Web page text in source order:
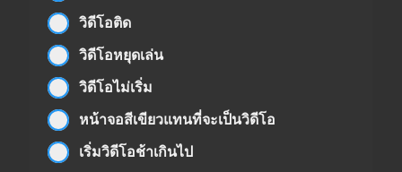
วิดีโอติด
วิดีโอหยุดเล่น
วิดีโอไม่เริ่ม
หน้าจอสีเขียวแทนที่จะเป็นวิดีโอ
เริ่มวิดีโอช้าเกินไป